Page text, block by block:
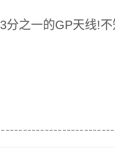
分之一的GP天线!